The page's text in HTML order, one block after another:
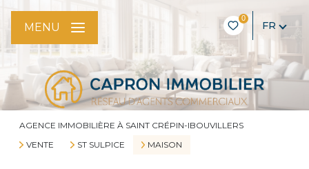
0
FR
MENU
AGENCE IMMOBILIÈRE À SAINT CRÉPIN-IBOUVILLERS
VENTE
ST SULPICE MAISON